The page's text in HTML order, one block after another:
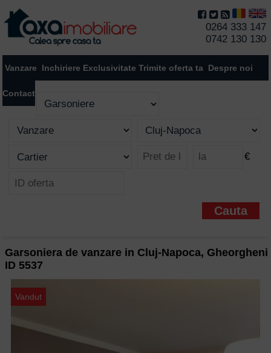
0264 333 147
0742 130 130
Vanzare Inchiriere Exclusivitate Trimite oferta ta Despre noi
Contact
€
Garsoniera de vanzare in Cluj-Napoca, Gheorgheni
ID 5537
Vandut